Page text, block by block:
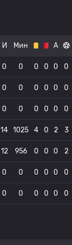
И Мин А
0 0 0 0 0 0
0 0 0 0 0 0
0 0 0 0 0 0
14 1025 4 0 2 3
12 956 0 0 0 2
0 0 0 0 0 0
0 0 0 0 0 0